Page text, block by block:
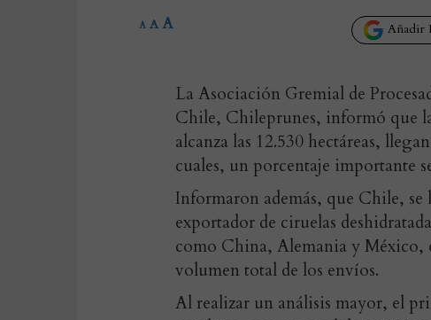
Añadir
A A A
La Asociación Gremial de
Chile, Chileprunes, informó que
alcanza las 12.530 hectáreas,
cuales, un porcentaje importante
Informaron además, que Chile,
exportador de ciruelas
como China, Alemania y México,
volumen total de los envíos.
Al realizar un análisis mayor, el